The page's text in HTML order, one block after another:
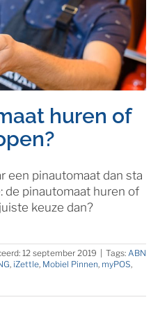
huren of
een pinautomaat dan sta
de pinautomaat huren of
keuze dan?
12 september 2019 Tags: ABN
, iZettle, Mobiel Pinnen, myPOS,